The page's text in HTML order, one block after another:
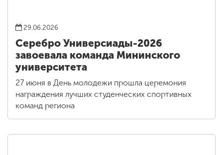
29.06.2026
Серебро Универсиады-2026
завоевала команда Мининского
университета
27 июня в День молодежи прошла церемония
награждения лучших студенческих спортивных
команд региона